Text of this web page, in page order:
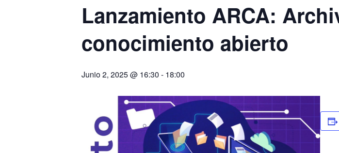
Lanzamiento ARCA:
conocimiento abierto
Junio 2, 2025 @ 16:30 - 18:00